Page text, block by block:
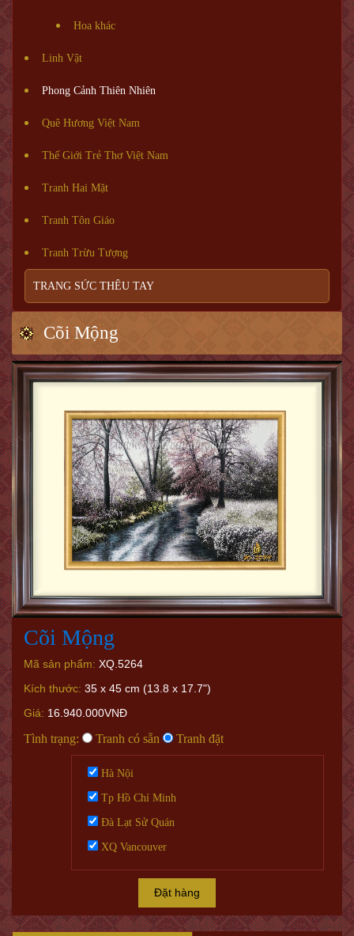
Hoa khác
Linh Vật
Phong Cảnh Thiên Nhiên
Quê Hương Việt Nam
Thế Giới Trẻ Thơ Việt Nam
Tranh Hai Mặt
Tranh Tôn Giáo
Tranh Trừu Tượng
TRANG SỨC THÊU TAY
Cõi Mộng
Cõi Mộng
Mã sản phẩm: XQ.5264
Kích thước: 35 x 45 cm (13.8 x 17.7")
Giá: 16.940.000VNĐ
Tình trạng: Tranh có sẵn Tranh đặt
Hà Nội
Tp Hồ Chí Minh
Đà Lạt Sử Quán
XQ Vancouver
Đặt hàng